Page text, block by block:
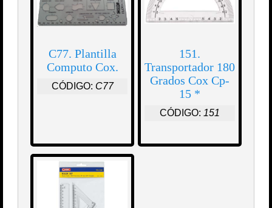
C77. Plantilla
Computo Cox.
CÓDIGO: C77
151.
Transportador 180
Grados Cox Cp-
15 *
CÓDIGO: 151